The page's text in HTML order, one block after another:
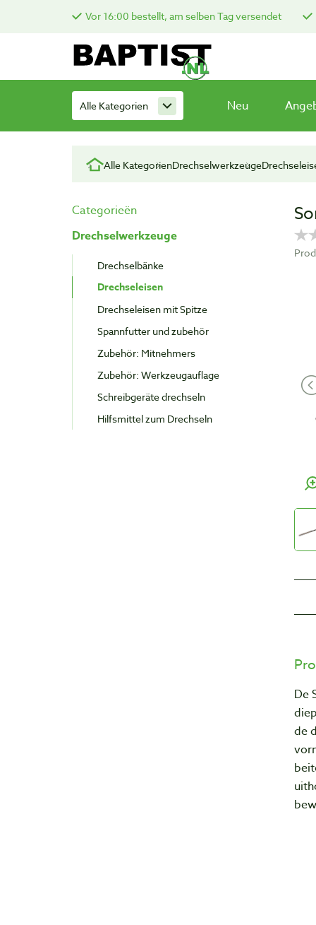
Vor 16:00 bestellt, am selben Tag versendet
Alle Kategorien Neu
Alle KategorienDrechselwerkzeuge
Categorieën
Drechselwerkzeuge
Drechselbänke
Drechseleisen
Drechseleisen mit Spitze
Spannfutter und zubehör
Zubehör: Mitnehmers
Zubehör: Werkzeugauflage
Schreibgeräte drechseln
Hilfsmittel zum Drechseln
De
de